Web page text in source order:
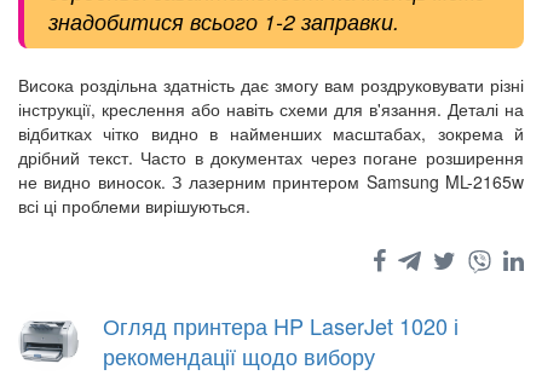
знадобитися всього 1-2 заправки.
Висока роздільна здатність дає змогу вам роздруковувати різні
інструкції, креслення або навіть схеми для в'язання. Деталі на
відбитках чітко видно в найменших масштабах, зокрема й
дрібний текст. Часто в документах через погане розширення
не видно виносок. З лазерним принтером Samsung ML-2165w
всі ці проблеми вирішуються.
Огляд принтера HP LaserJet 1020 і
рекомендації щодо вибору